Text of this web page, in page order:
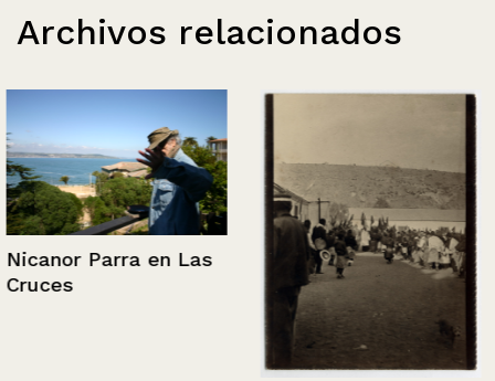
Archivos relacionados
Nicanor Parra en Las
Cruces